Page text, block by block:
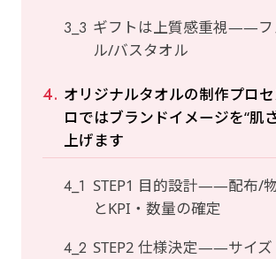
ギフトは上質感重視——フ
ル/バスタオル
オリジナルタオルの制作プロ
ロではブランドイメージを“肌
上げます
STEP1 目的設計——配布/
とKPI・数量の確定
STEP2 仕様決定——サイズ